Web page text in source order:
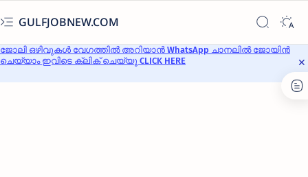
GULFJOBNEW.COM
ജോലി ഒഴിവുകൾ വേഗത്തിൽ അറിയാൻ WhatsApp ചാനലിൽ ജോയിൻ
ചെയ്യാം ഇവിടെ ക്ലിക് ചെയ്യൂ CLICK HERE